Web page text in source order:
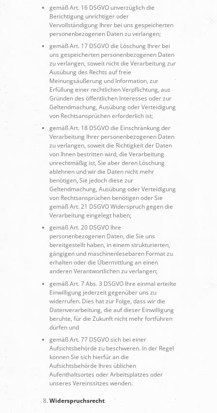
gemäß Art. 16 DSGVO unverzüglich die
Berichtigung unrichtiger oder
Vervollständigung Ihrer bei uns gespeicherten
personenbezogenen Daten zu verlangen;
gemäß Art. 17 DSGVO die Löschung Ihrer bei
uns gespeicherten personenbezogenen Daten
zu verlangen, soweit nicht die Verarbeitung zur
Ausübung des Rechts auf freie
Meinungsäußerung und Information, zur
Erfüllung einer rechtlichen Verpflichtung, aus
Gründen des öffentlichen Interesses oder zur
Geltendmachung, Ausübung oder Verteidigung
von Rechtsansprüchen erforderlich ist;
gemäß Art. 18 DSGVO die Einschränkung der
Verarbeitung Ihrer personenbezogenen Daten
zu verlangen, soweit die Richtigkeit der Daten
von Ihnen bestritten wird, die Verarbeitung
unrechtmäßig ist, Sie aber deren Löschung
ablehnen und wir die Daten nicht mehr
benötigen, Sie jedoch diese zur
Geltendmachung, Ausübung oder Verteidigung
von Rechtsansprüchen benötigen oder Sie
gemäß Art. 21 DSGVO Widerspruch gegen die
Verarbeitung eingelegt haben;
gemäß Art. 20 DSGVO Ihre
personenbezogenen Daten, die Sie uns
bereitgestellt haben, in einem strukturierten,
gängigen und maschinenlesebaren Format zu
erhalten oder die Übermittlung an einen
anderen Verantwortlichen zu verlangen;
gemäß Art. 7 Abs. 3 DSGVO Ihre einmal erteilte
Einwilligung jederzeit gegenüber uns zu
widerrufen. Dies hat zur Folge, dass wir die
Datenverarbeitung, die auf dieser Einwilligung
beruhte, für die Zukunft nicht mehr fortführen
dürfen und
gemäß Art. 77 DSGVO sich bei einer
Aufsichtsbehörde zu beschweren. In der Regel
können Sie sich hierfür an die
Aufsichtsbehörde Ihres üblichen
Aufenthaltsortes oder Arbeitsplatzes oder
unseres Vereinssitzes wenden.
Widerspruchsrecht